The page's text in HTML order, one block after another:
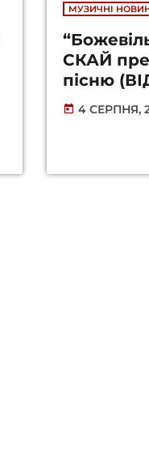
МУЗИЧНІ
СКАЙ
пісню
today 4 СЕРПНЯ,